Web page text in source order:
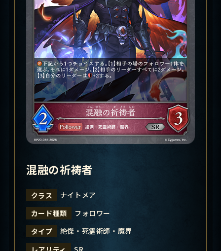
混融の祈祷者
クラス
ナイトメア
カード種類
フォロワー
タイプ
絶傑・死霊術師・魔界